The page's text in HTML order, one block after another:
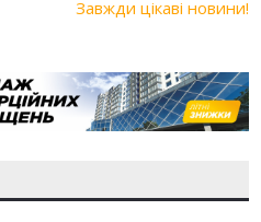
Завжди цікаві новини!